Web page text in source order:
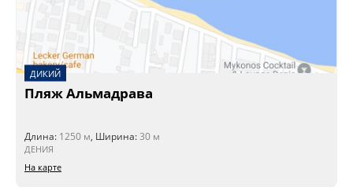
ДИКИЙ
Пляж Альмадрава
Длина: 1250 м, Ширина:30 м
ДЕНИЯ
На карте